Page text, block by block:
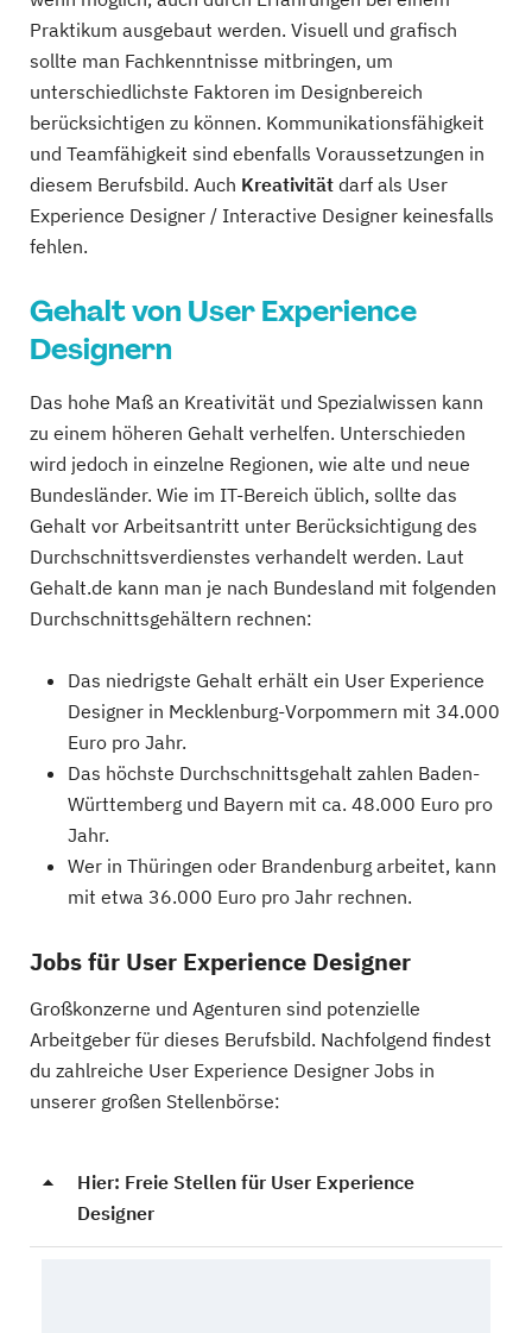
Praktikum ausgebaut werden. Visuell und grafisch
sollte man Fachkenntnisse mitbringen, um
unterschiedlichste Faktoren im Designbereich
berücksichtigen zu können. Kommunikationsfähigkeit
und Teamfähigkeit sind ebenfalls Voraussetzungen in
diesem Berufsbild. Auch Kreativität darf als User
Experience Designer / Interactive Designer keinesfalls
fehlen.
Gehalt von User Experience
Designern
Das hohe Maß an Kreativität und Spezialwissen kann
zu einem höheren Gehalt verhelfen. Unterschieden
wird jedoch in einzelne Regionen, wie alte und neue
Bundesländer. Wie im IT-Bereich üblich, sollte das
Gehalt vor Arbeitsantritt unter Berücksichtigung des
Durchschnittsverdienstes verhandelt werden. Laut
Gehalt.de kann man je nach Bundesland mit folgenden
Durchschnittsgehältern rechnen:
Das niedrigste Gehalt erhält ein User Experience
Designer in Mecklenburg-Vorpommern mit 34.000
Euro pro Jahr.
Das höchste Durchschnittsgehalt zahlen Baden-
Württemberg und Bayern mit ca. 48.000 Euro pro
Jahr.
Wer in Thüringen oder Brandenburg arbeitet, kann
mit etwa 36.000 Euro pro Jahr rechnen.
Jobs für User Experience Designer
Großkonzerne und Agenturen sind potenzielle
Arbeitgeber für dieses Berufsbild. Nachfolgend findest
du zahlreiche User Experience Designer Jobs in
unserer großen Stellenbörse:
Hier: Freie Stellen für User Experience
Designer